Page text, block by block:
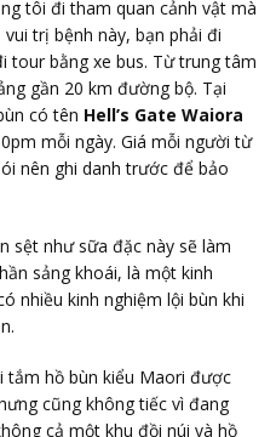
tôi đi tham quan cảnh vật mà
trị bệnh này, bạn phải đi
tour bằng xe bus. Từ trung tâm
gần 20 km đường bộ. Tại
có tên Hell’s Gate Waiora
mỗi ngày. Giá mỗi người từ
nên ghi danh trước để bảo
sệt như sữa đặc này sẽ làm
sảng khoái, là một kinh
nhiều kinh nghiệm lội bùn khi
tắm hồ bùn kiểu Maori được
cũng không tiếc vì đang
cả một khu đồi núi và hồ